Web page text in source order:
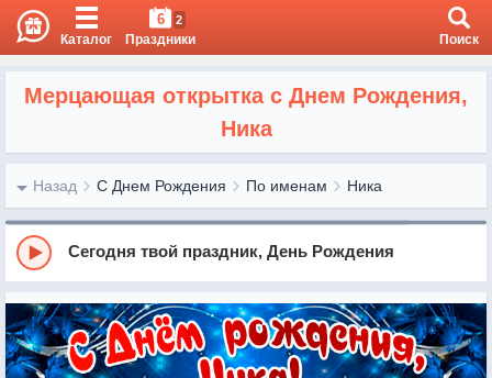
Каталог
6 2
Праздники Поиск
Мерцающая открытка с Днем Рождения,
Ника
Назад С Днем Рождения По именам Ника
Сегодня твой праздник, День Рождения